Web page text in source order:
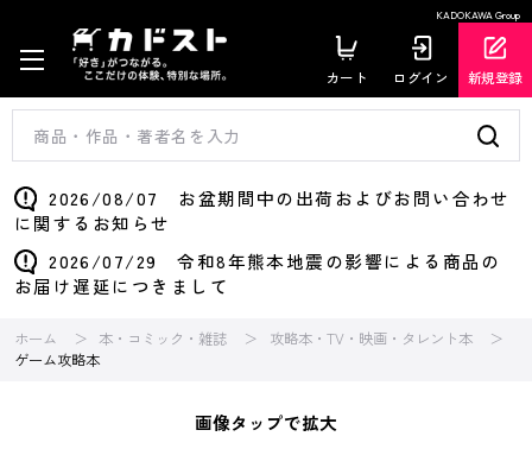
KADOKAWA Group
カート ログイン 新規登録
2026/08/07 お盆期間中の出荷およびお問い合わせ
に関するお知らせ
2026/07/29 令和8年熊本地震の影響による商品の
お届け遅延につきまして
ホーム 本・コミック・雑誌
攻略本・TV・映画・タレント本
ゲーム攻略本
画像タップで拡大